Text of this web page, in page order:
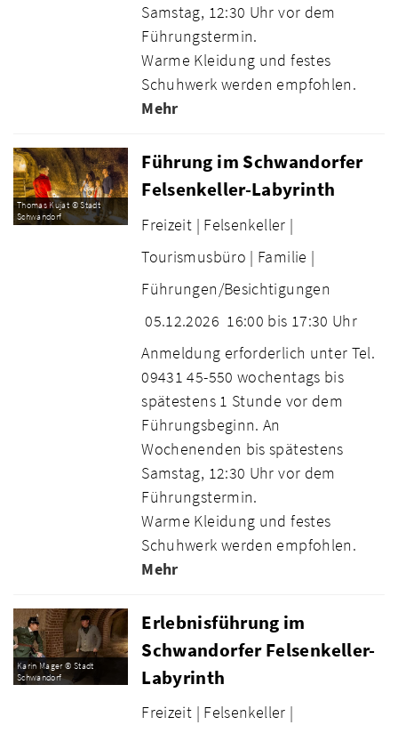
Samstag, 12:30 Uhr vor dem
Führungstermin.
Warme Kleidung und festes
Schuhwerk werden empfohlen.
Mehr
Thomas Kujat © Stadt
Schwandorf
Führung im Schwandorfer
Felsenkeller-Labyrinth
Freizeit | Felsenkeller |
Tourismusbüro | Familie |
Führungen/Besichtigungen
05.12.2026 16:00 bis 17:30 Uhr
Anmeldung erforderlich unter Tel.
09431 45-550 wochentags bis
spätestens 1 Stunde vor dem
Führungsbeginn. An
Wochenenden bis spätestens
Samstag, 12:30 Uhr vor dem
Führungstermin.
Warme Kleidung und festes
Schuhwerk werden empfohlen.
Mehr
Karin Mager © Stadt
Schwandorf
Erlebnisführung im
Schwandorfer Felsenkeller-
Labyrinth
Freizeit | Felsenkeller |